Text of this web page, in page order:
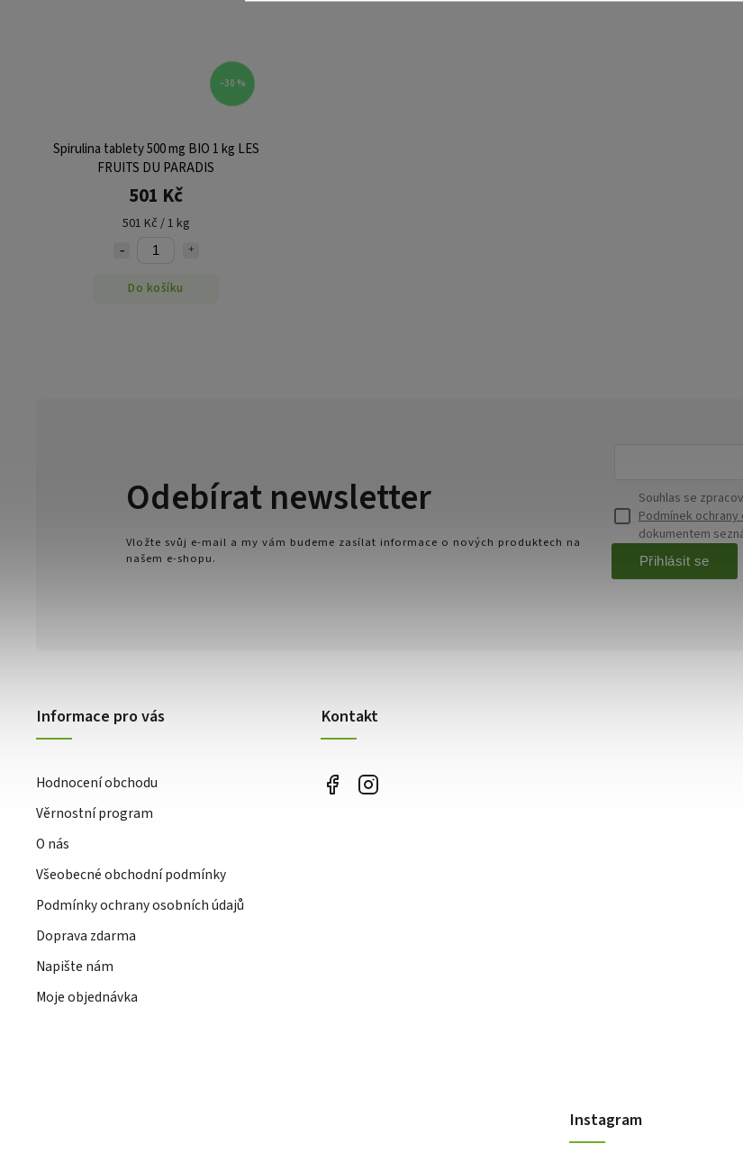
–30 %
Spirulina tablety 500 mg BIO 1 kg LES
FRUITS DU PARADIS
501 Kč
501 Kč / 1 kg
Do košíku
Odebírat newsletter
Vložte svůj e-mail a my vám budeme zasílat informace o nových produktech na
našem e-shopu.
Souhlas se
Podmínek ochrany
dokumentem
Přihlásit se
Informace pro vás
Hodnocení obchodu
Věrnostní program
O nás
Všeobecné obchodní podmínky
Podmínky ochrany osobních údajů
Doprava zdarma
Napište nám
Moje objednávka
Kontakt
Instagram